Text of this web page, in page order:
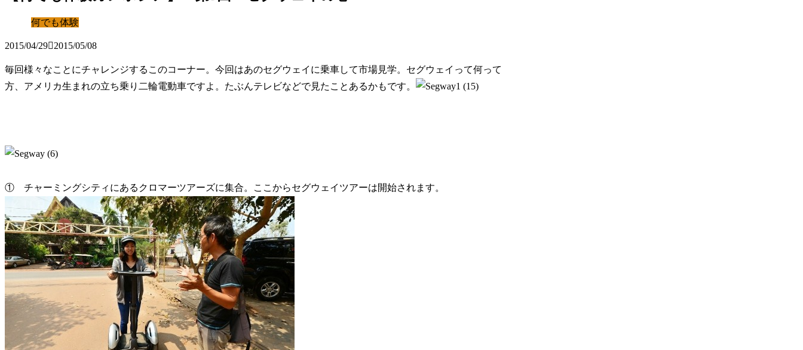
何でも体験
2015/04/29 2015/05/08
毎回様々なことにチャレンジするこのコーナー。今回はあのセグウェイに乗車して市場見学。セグウェイって何って
方、アメリカ生まれの立ち乗り二輪電動車ですよ。たぶんテレビなどで見たことあるかもです。
① チャーミングシティにあるクロマーツアーズに集合。ここからセグウェイツアーは開始されます。